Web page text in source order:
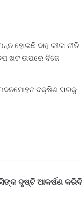
ହୋଇଛି ଦାହ ଲୀଳା ନୀତି
ଖଟ ଉପରେ ବିଜେ
ମଦନମୋହନ ଦକ୍ଷିଣ ଘରକୁ
ଦୃଷ୍ଟି ଆକର୍ଷଣ କରିବି